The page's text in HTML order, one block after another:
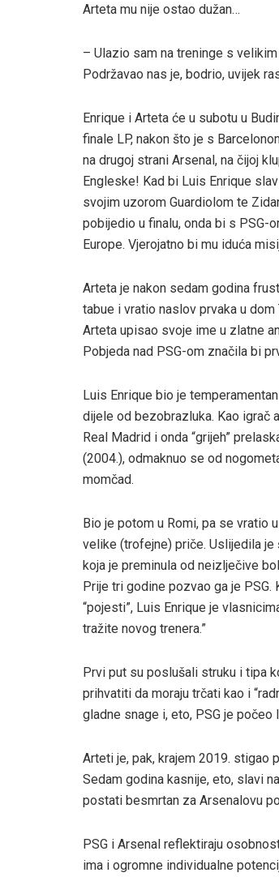
Arteta mu nije ostao dužan…
– Ulazio sam na treninge s
Podržavao nas je, bodrio, uvijek
Enrique i Arteta će u subotu u
finale LP, nakon što je s
na drugoj strani Arsenal, na čijoj
Engleske! Kad bi Luis Enrique
svojim uzorom Guardiolom te
pobijedio u finalu, onda bi s PSG-
Europe. Vjerojatno bi mu iduća
Arteta je nakon sedam godina
tabue i vratio naslov prvaka u
Arteta upisao svoje ime u zlatne
Pobjeda nad PSG-om značila bi
Luis Enrique bio je
dijele od bezobrazluka. Kao igrač
Real Madrid i onda “grijeh”
(2004.), odmaknuo se od
momčad.
Bio je potom u Romi, pa se vratio
velike (trofejne) priče. Uslijedila
koja je preminula od neizlječive
Prije tri godine pozvao ga je
“pojesti”, Luis Enrique je
tražite novog trenera.”
Prvi put su poslušali struku i tipa
prihvatiti da moraju trčati kao i
gladne snage i, eto, PSG je
Arteti je, pak, krajem 2019. stigao
Sedam godina kasnije, eto, slavi
postati besmrtan za Arsenalovu
PSG i Arsenal reflektiraju
ima i ogromne individualne